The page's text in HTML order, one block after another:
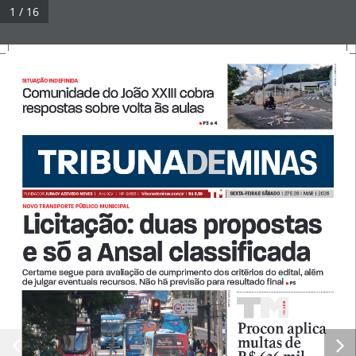
Pular
o
Tribuna Impressa
© 2026 Tribuna Impressa• Built withGeneratePress
LEONARDO COSTA
Certame segue para avaliação de cumprimento dos critérios do edital, além
de julgar eventuais recursos. Não há previsão para resultado final • P5
Licitação: duas propostas
e só a Ansal classificada
NOVO TRANSPORTE PÚBLICO MUNICIPAL
FUNDADOR JURACY AZEVEDO NEVES | Ano XLV   |   Nº  9.863  | tribunademinas.com.br
  |
R$ 3,50 SEXTA-FEIRA E SÁBADO |  27 E 28  |  MAR  |  2026
DiA
A DiA
Procon aplica
multas de
FELIPE COURI
Comunidade do João XXIII cobra
respostas sobre volta às aulas
• P3 e 4
SITUAÇÃO INDEFINIDA
1 / 16